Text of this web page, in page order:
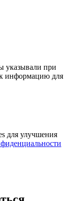
указывали при
информацию для
для улучшения